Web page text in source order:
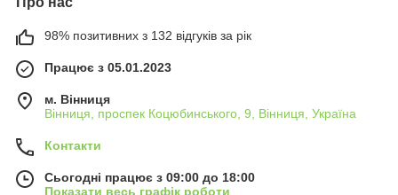
98% позитивних з 132 відгуків за рік
Працює з 05.01.2023
м. Вінниця
Вінниця, проспек Коцюбинського, 9, Вінниця, Україна
Контакти
Сьогодні працює з 09:00 до 18:00
Показати весь графік роботи